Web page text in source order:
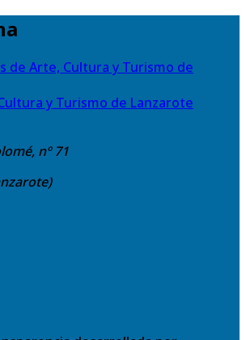
y Turismo de Lanzarote
nº 71